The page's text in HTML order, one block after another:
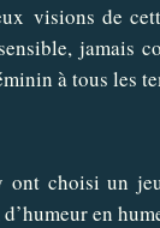
visions de
jamais
à tous les
choisi un
en